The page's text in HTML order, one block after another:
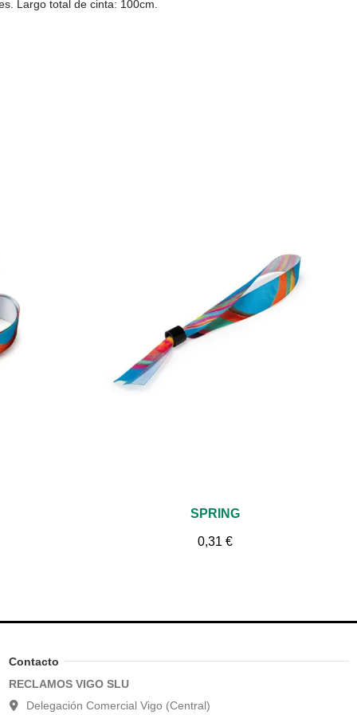
Largo total de cinta: 100cm.
Vista rápida
SPRING
0,31 €
Contacto
RECLAMOS VIGO SLU
Delegación Comercial Vigo (Central)